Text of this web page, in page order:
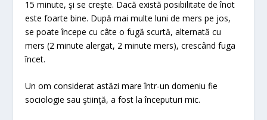
15 minute, şi se creşte. Dacă există posibilitate de înot
este foarte bine. După mai multe luni de mers pe jos,
se poate începe cu câte o fugă scurtă, alternată cu
mers (2 minute alergat, 2 minute mers), crescând fuga
încet.
Un om considerat astăzi mare într-un domeniu fie
sociologie sau ştiinţă, a fost la începuturi mic.